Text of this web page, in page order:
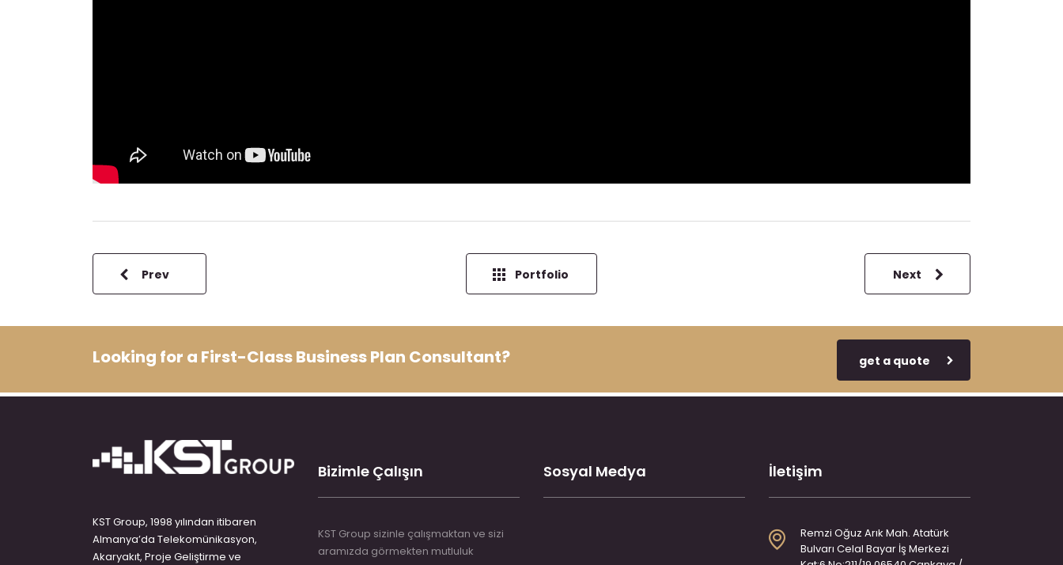
Prev Portfolio Next
Looking for a First-Class Business Plan Consultant? get a quote
KST Group, 1998 yılından itibaren
Almanya’da Telekomünikasyon,
Akaryakıt, Proje Geliştirme ve
Bizimle Çalışın
KST Group sizinle çalışmaktan ve sizi
aramızda görmekten mutluluk
Sosyal Medya İletişim
Remzi Oğuz Arık Mah. Atatürk
Bulvarı Celal Bayar İş Merkezi